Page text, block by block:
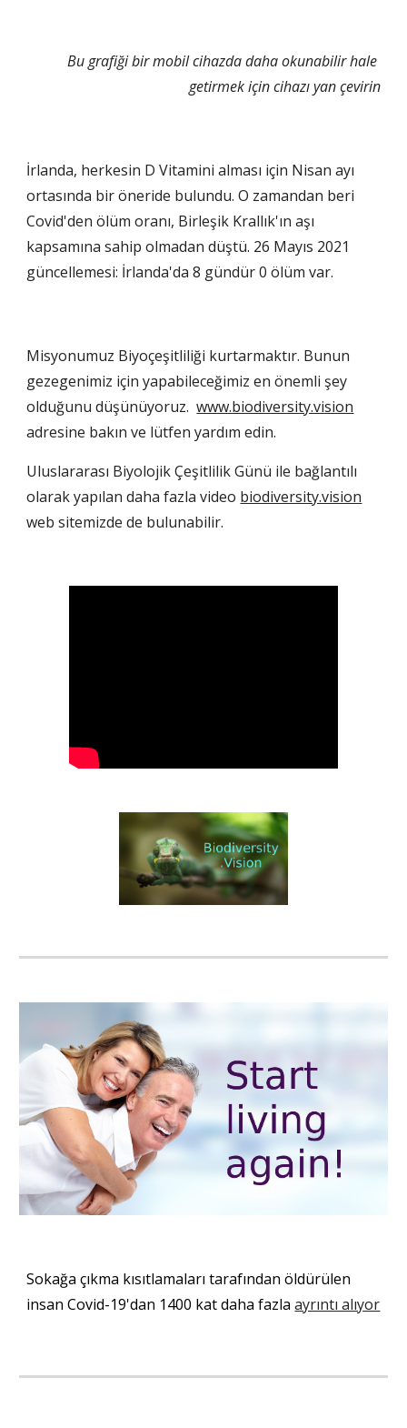
Bu grafiği bir mobil cihazda daha okunabilir hale
getirmek için cihazı yan çevirin
İrlanda, herkesin D Vitamini alması için Nisan ayı
ortasında bir öneride bulundu. O zamandan beri
Covid'den ölüm oranı, Birleşik Krallık'ın aşı
kapsamına sahip olmadan düştü. 26 Mayıs 2021
güncellemesi: İrlanda'da 8 gündür 0 ölüm var.
Misyonumuz Biyoçeşitliliği kurtarmaktır. Bunun
gezegenimiz için yapabileceğimiz en önemli şey
olduğunu düşünüyoruz. www.biodiversity.vision
adresine bakın ve lütfen yardım edin.
Uluslararası Biyolojik Çeşitlilik Günü ile bağlantılı
olarak yapılan daha fazla video biodiversity.vision
web sitemizde de bulunabilir.
Sokağa çıkma kısıtlamaları tarafından öldürülen
insan Covid-19'dan 1400 kat daha fazla ayrıntı alıyor